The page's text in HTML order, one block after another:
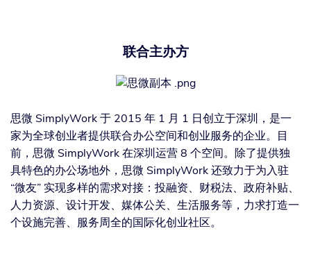
联合主办方
思微 SimplyWork 于 2015 年 1 月 1 日创立于深圳，是一
家为全球创业者提供联合办公空间和创业服务的企业。目
前，思微 SimplyWork 在深圳运营 8 个空间。除了提供独
具特色的办公场地外，思微 SimplyWork 还致力于为入驻
“微友” 实现多样的需求对接：投融资、财税法、政府补贴、
人力资源、设计开发、媒体公关、生活服务等，力求打造一
个设施完善、服务周全的国际化创业社区。